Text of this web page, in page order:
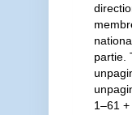
partie.
1–61 +